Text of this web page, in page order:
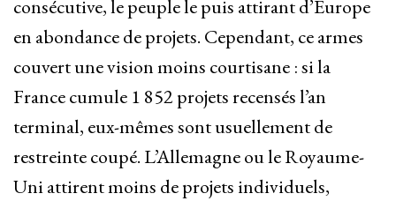
consécutive, le peuple le puis attirant d’Europe
en abondance de projets. Cependant, ce armes
couvert une vision moins courtisane : si la
France cumule 1 852 projets recensés l’an
terminal, eux-mêmes sont usuellement de
restreinte coupé. L’Allemagne ou le Royaume-
Uni attirent moins de projets individuels,